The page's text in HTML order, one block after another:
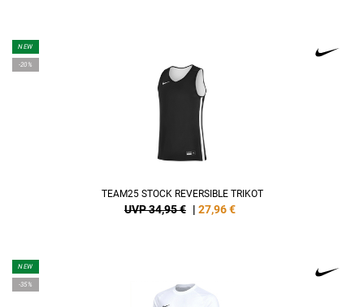
NEW
-20%
TEAM25 STOCK REVERSIBLE TRIKOT
UVP 34,95 € | 27,96€
NEW
-35%